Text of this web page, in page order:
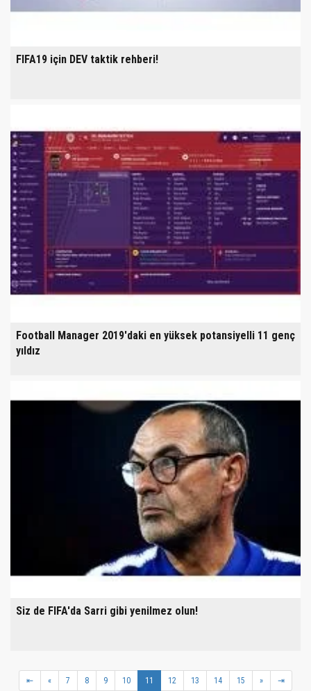
FIFA19 için DEV taktik rehberi!
Football Manager 2019'daki en yüksek potansiyelli 11 genç
yıldız
Siz de FIFA'da Sarri gibi yenilmez olun!
⇤ « 7 8 9 10 11 12 13 14 15 » ⇥